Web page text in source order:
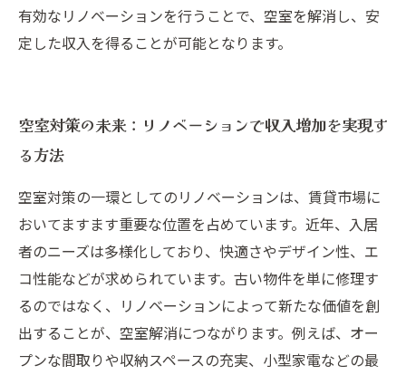
有効なリノベーションを行うことで、空室を解消し、安
定した収入を得ることが可能となります。
空室対策の未来：リノベーションで収入増加を実現す
る方法
空室対策の一環としてのリノベーションは、賃貸市場に
おいてますます重要な位置を占めています。近年、入居
者のニーズは多様化しており、快適さやデザイン性、エ
コ性能などが求められています。古い物件を単に修理す
るのではなく、リノベーションによって新たな価値を創
出することが、空室解消につながります。例えば、オー
プンな間取りや収納スペースの充実、小型家電などの最